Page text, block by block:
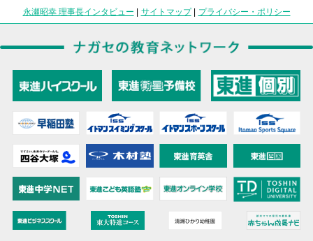
永瀬昭幸 理事長インタビュー | サイトマップ| プライバシー・ポリシー